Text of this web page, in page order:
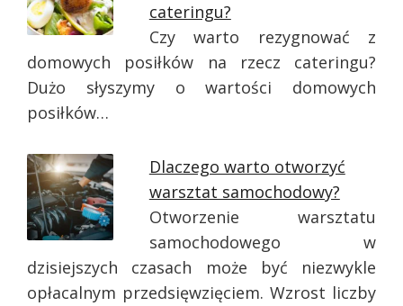
cateringu?
Czy warto rezygnować z
domowych posiłków na rzecz cateringu?
Dużo słyszymy o wartości domowych
posiłków…
Dlaczego warto otworzyć
warsztat samochodowy?
Otworzenie warsztatu
samochodowego w
dzisiejszych czasach może być niezwykle
opłacalnym przedsięwzięciem. Wzrost liczby